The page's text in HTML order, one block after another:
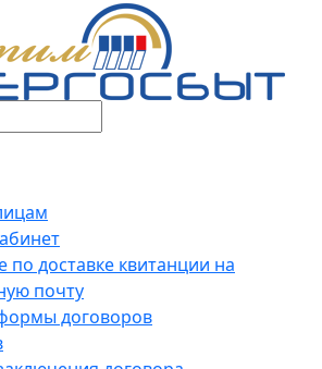
по доставке квитанции на
почту
договоров